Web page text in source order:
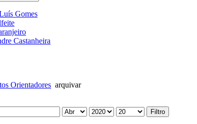
Gomes
Castanheira
Orientadores arquivar
Filtro